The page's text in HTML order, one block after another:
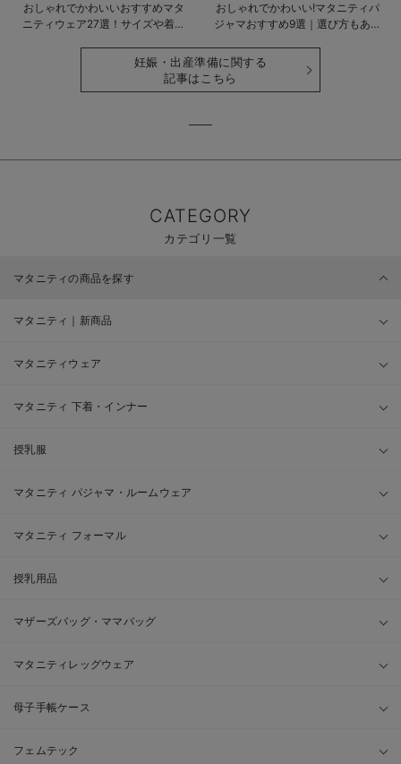
おしゃれでかわいいおすすめマタ
ニティウェア27選！サイズや着る
おしゃれでかわいい!マタニティパ
ジャマおすすめ9選｜選び方もあわ
妊娠・出産準備に関する
記事はこちら
CATEGORY
カテゴリ一覧
マタニティの商品を探す
マタニティ｜新商品
マタニティウェア
マタニティ 下着・インナー
授乳服
マタニティ パジャマ・ルームウェア
マタニティ フォーマル
授乳用品
マザーズバッグ・ママバッグ
マタニティレッグウェア
母子手帳ケース
フェムテック